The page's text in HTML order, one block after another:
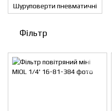
Шуруповерти пневматичні
Фільтр